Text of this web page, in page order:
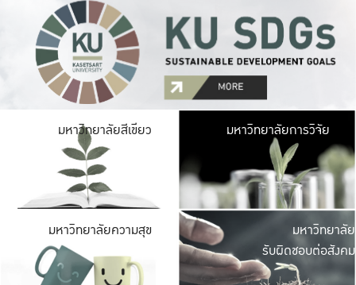
มหาวิทยาลัยสีเขียว มหาวิ
มีพื้นที่เขียวสดใส
เป็นป่าในเมือง เกษต
มหาวิทยาลัยการวิจัย
มหาวิทยาลัยความสุข มหาวิ
ค
เปิดประ
และพบเรื่องราวใ
มหาวิทยาลัย
รับผิดชอบต่อสังคม